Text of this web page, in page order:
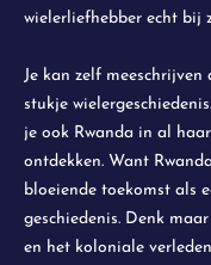
wielerliefhebber echt bij
Je kan zelf
stukje
je ook Rwanda in al
ontdekken. Want
bloeiende toekomst als
geschiedenis. Denk
en het koloniale